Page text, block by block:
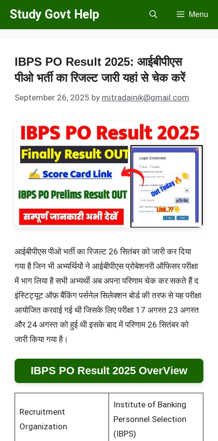
Skip
Study Govt Help Menu
IBPS PO Result 2025: आईबीपीएस
पीओ भर्ती का रिजल्ट जारी यहां से चेक करें
September 26, 2025 by mitradainik@gmail.com
आईबीपीएस पीओ भर्ती का रिजल्ट 26 सितंबर को जारी कर दिया
गया है जिन भी अभ्यर्थियों ने आईबीपीएस प्रोबेशनरी ऑफिसर परीक्षा
में भाग लिया है सभी अभ्यर्थी अब अपना परिणाम चेक कर सकते हैं द
इंस्टिट्यूट ऑफ़ बैंकिंग पर्सनेल सिलेक्शन बोर्ड की तरफ से यह परीक्षा
आयोजित करवाई गई थी जिसके लिए परीक्षा 17 अगस्त 23 अगस्त
और 24 अगस्त को हुई थी इसके बाद में परिणाम 26 सितंबर को
जारी किया गया है।
IBPS PO Result 2025 OverView
Recruitment
Organization
Institute of Banking
Personnel Selection
(IBPS)